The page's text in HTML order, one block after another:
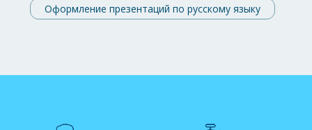
Оформление презентаций по русскому языку